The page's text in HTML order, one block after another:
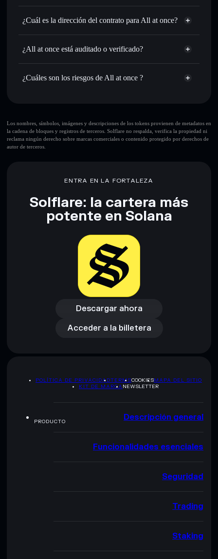
lo largo del tiempo
Enviar de forma privada
: transferir ATONCE sin vincular
públicamente las carteras usando el agregador de privacidad
integrado de Solflare
Hacer un seguimiento en tiempo real: monitorizar el
ATONCE
Holdear de forma segura : almacenar ATONCE en una
All at once
All at once
agregador de privacidad
¿Cuál es la dirección del contrato para All at once?
All at once
¿All at once está auditado o verificado?
All at once no está verificado actualmente
¿Cuáles son los riesgos de All at once ?
10 principales carteras
All at once
sola cartera
All at once
Descargo de responsabilidad: Esta información tiene
únicamente fines educativos y no constituye asesoramiento
proporcionados por rugcheck.xyz.
Los nombres, símbolos, imágenes y descripciones de los tokens provienen de metadatos en
la cadena de bloques y registros de terceros. Solflare no respalda, verifica la propiedad ni
reclama ningún derecho sobre marcas comerciales o contenido protegido por derechos de
autor de terceros.
ENTRA EN LA FORTALEZA
Solflare: la cartera más
potente en Solana
Descargar ahora
Descargar ahora
Acceder a la billetera
Acceder a la billetera
POLÍTICA DE PRIVACIDADTERMSCOOKIESMAPA DEL SITIO
KIT DE MARCA NEWSLETTER
PRODUCTO Descripción general
Funcionalidades esenciales
Seguridad
Trading
Staking